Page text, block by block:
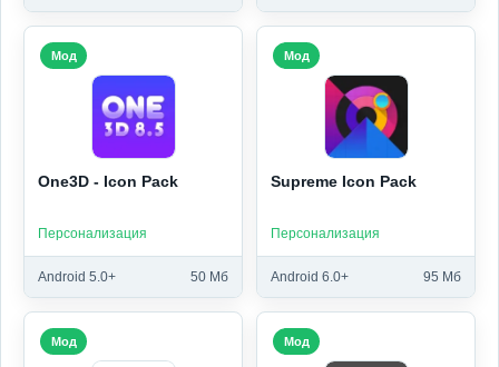
One3D - Icon Pack
Персонализация
Android 5.0+ 50 Мб
Мод
Supreme Icon Pack
Персонализация
Android 6.0+ 95 Мб
Мод
Мод Мод